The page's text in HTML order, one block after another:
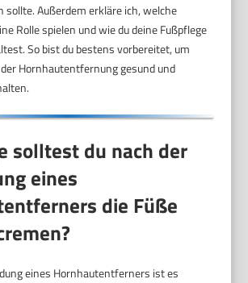
sollte. Außerdem erkläre ich, welche
Rolle spielen und wie du deine Fußpflege
So bist du bestens vorbereitet, um
Hornhautentfernung gesund und
solltest du nach der
eines
die Füße
eines Hornhautentferners ist es